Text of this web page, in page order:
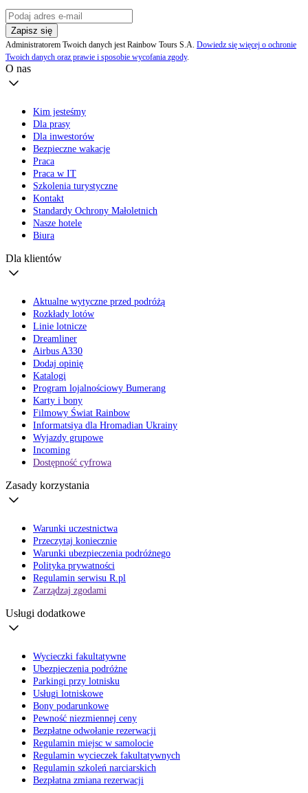
Zapisz się
Administratorem Twoich danych jest Rainbow Tours S.A. Dowiedz się więcej o ochronie
Twoich danych oraz prawie i sposobie wycofania zgody.
O nas
Kim jesteśmy
Dla prasy
Dla inwestorów
Bezpieczne wakacje
Praca
Praca w IT
Szkolenia turystyczne
Kontakt
Standardy Ochrony Małoletnich
Nasze hotele
Biura
Dla klientów
Aktualne wytyczne przed podróżą
Rozkłady lotów
Linie lotnicze
Dreamliner
Airbus A330
Dodaj opinię
Katalogi
Program lojalnościowy Bumerang
Karty i bony
Filmowy Świat Rainbow
Informatsiya dla Hromadian Ukrainy
Wyjazdy grupowe
Incoming
Dostępność cyfrowa
Zasady korzystania
Warunki uczestnictwa
Przeczytaj koniecznie
Warunki ubezpieczenia podróżnego
Polityka prywatności
Regulamin serwisu R.pl
Zarządzaj zgodami
Usługi dodatkowe
Wycieczki fakultatywne
Ubezpieczenia podróżne
Parkingi przy lotnisku
Usługi lotniskowe
Bony podarunkowe
Pewność niezmiennej ceny
Bezpłatne odwołanie rezerwacji
Regulamin miejsc w samolocie
Regulamin wycieczek fakultatywnych
Regulamin szkoleń narciarskich
Bezpłatna zmiana rezerwacji